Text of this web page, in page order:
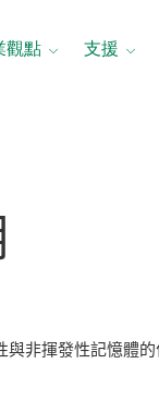
觀點 支援
非揮發性記憶體